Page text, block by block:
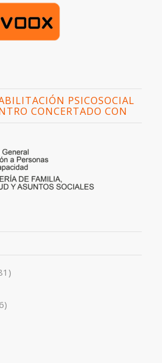
PSICOSOCIAL
CONCERTADO CON